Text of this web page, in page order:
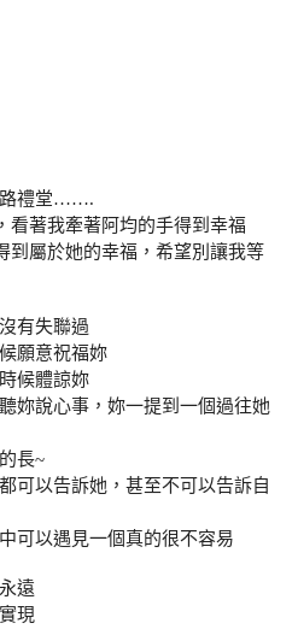
路禮堂…….
看著我牽著阿均的手得到幸福
到屬於她的幸福，希望別讓我等
有失聯過
願意祝福妳
候體諒妳
妳說心事，妳一提到一個過往她
長~
可以告訴她，甚至不可以告訴自
可以遇見一個真的很不容易
遠
現